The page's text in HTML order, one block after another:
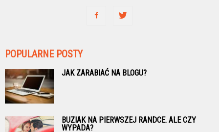
POPULARNE POSTY
JAK ZARABIAĆ NA BLOGU?
BUZIAK NA PIERWSZEJ RANDCE. ALE CZY
WYPADA?